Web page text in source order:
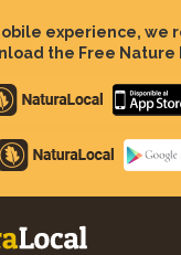
experience, we
the Free Nature
Apple
store
Google
Play